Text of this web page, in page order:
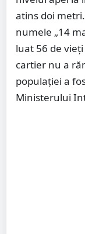
atins doi
numele „14
luat 56 de
cartier nu a
populaţiei a
Ministerului